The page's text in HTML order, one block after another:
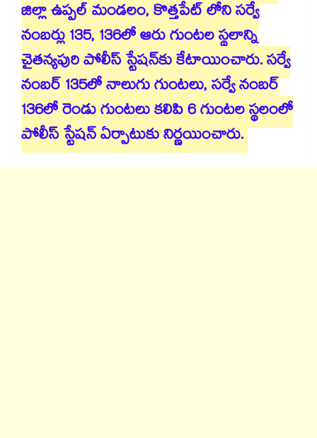
జిల్లా ఉప్పల్ మండలం, కొత్తపేట్ లోని సర్వే
నంబర్లు 135, 136లో ఆరు గుంట‌‌ల స్థలాన్ని
చైతన్యపురి పోలీస్ స్టేషన్‌‌కు కేటాయించారు. సర్వే
నంబర్ 135లో నాలుగు గుంటలు, సర్వే నంబర్
136లో రెండు గుంటలు కలిపి 6 గుంటల స్థలంలో
పోలీస్‌‌ స్టేష‌‌న్ ఏర్పాటుకు నిర్ణయించారు.